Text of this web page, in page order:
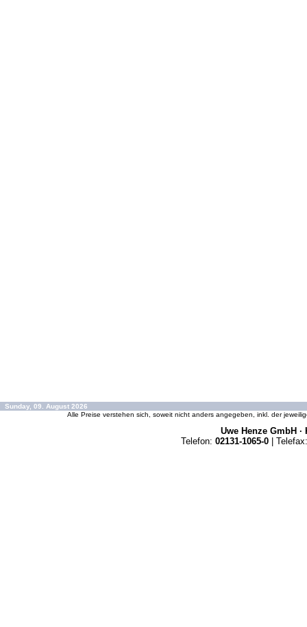
Sunday, 09. August 2026
Alle Preise verstehen sich, soweit nicht anders angegeben, inkl. der
Uwe Henze GmbH ·
Telefon: 02131-1065-0 | Telefax: